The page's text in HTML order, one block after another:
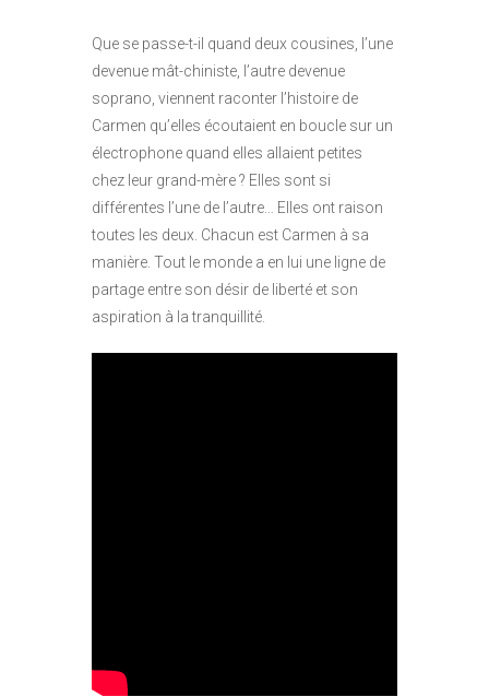
Que se passe-t-il quand deux cousines, l’une
devenue mât-chiniste, l’autre devenue
soprano, viennent raconter l’histoire de
Carmen qu’elles écoutaient en boucle sur un
électrophone quand elles allaient petites
chez leur grand-mère ? Elles sont si
différentes l’une de l’autre… Elles ont raison
toutes les deux. Chacun est Carmen à sa
manière. Tout le monde a en lui une ligne de
partage entre son désir de liberté et son
aspiration à la tranquillité.